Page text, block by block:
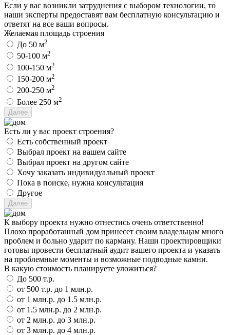
Если у вас возникли затруднения с выбором технологии, то
наши эксперты предоставят вам бесплатную консультацию и
ответят на все ваши вопросы.
Желаемая площадь строения
До 50 м2
50-100 м2
100-150 м2
150-200 м2
200-250 м2
Более 250 м2
Есть ли у вас проект строения?
Есть собственный проект
Выбрал проект на вашем сайте
Выбрал проект на другом сайте
Хочу заказать индивидуальный проект
Пока в поиске, нужна консультация
Другое
К выбору проекта нужно отнестись очень ответственно!
Плохо проработанный дом принесет своим владельцам много
проблем и больно ударит по карману. Наши проектировщики
готовы провести бесплатный аудит вашего проекта и указать
на проблемные моменты и возможные подводные камни.
В какую стоимость планируете уложиться?
До 500 т.р.
от 500 т.р. до 1 млн.р.
от 1 млн.р. до 1.5 млн.р.
от 1.5 млн.р. до 2 млн.р.
от 2 млн.р. до 3 млн.р.
от 3 млн.р. до 4 млн.р.